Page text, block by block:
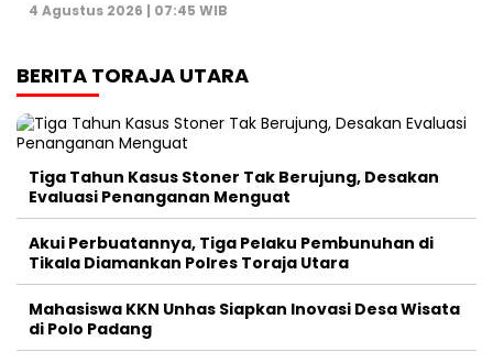
4 Agustus 2026 | 07:45 WIB
BERITA TORAJA UTARA
Tiga Tahun Kasus Stoner Tak Berujung, Desakan
Evaluasi Penanganan Menguat
Akui Perbuatannya, Tiga Pelaku Pembunuhan di
Tikala Diamankan Polres Toraja Utara
Mahasiswa KKN Unhas Siapkan Inovasi Desa Wisata
di Polo Padang